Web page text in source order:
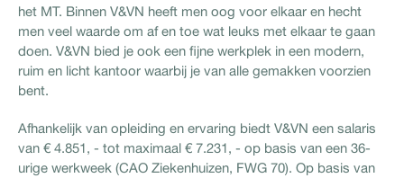
het MT. Binnen V&VN heeft men oog voor elkaar en hecht
men veel waarde om af en toe wat leuks met elkaar te gaan
doen. V&VN bied je ook een fijne werkplek in een modern,
ruim en licht kantoor waarbij je van alle gemakken voorzien
bent.
Afhankelijk van opleiding en ervaring biedt V&VN een salaris
van € 4.851, - tot maximaal € 7.231, - op basis van een 36-
urige werkweek (CAO Ziekenhuizen, FWG 70). Op basis van